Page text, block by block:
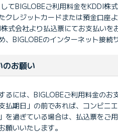
てBIGLOBEご利用料金をKDDI株
クレジットカードまたは預金口座
式会社より払込票にてお支払い
、BIGLOBEのインターネット接続
のお願い
るには、BIGLOBEご利用料金のお
払期日」の前であれば、コンビニ
を過ぎている場合は、払込票をご
願いいたします。